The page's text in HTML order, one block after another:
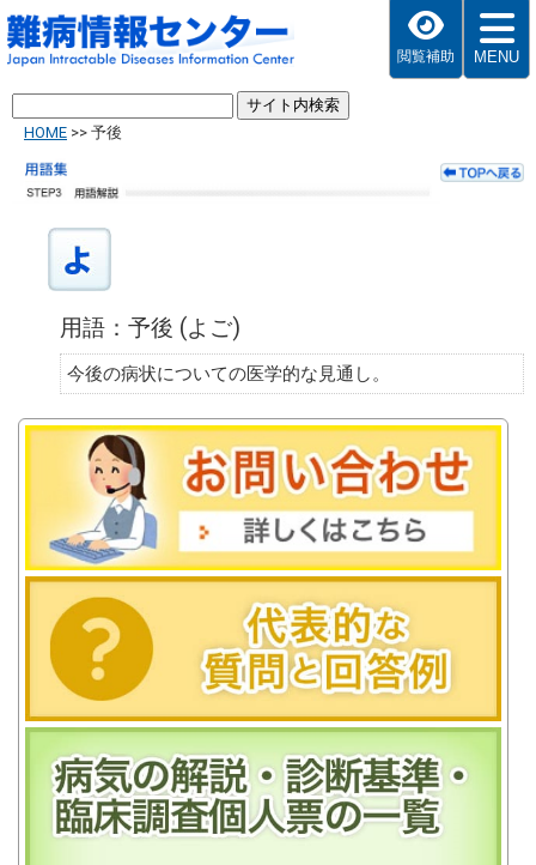
閲覧補助 MENU
HOME >> 予後
用語：予後 (よご)
今後の病状についての医学的な見通し。